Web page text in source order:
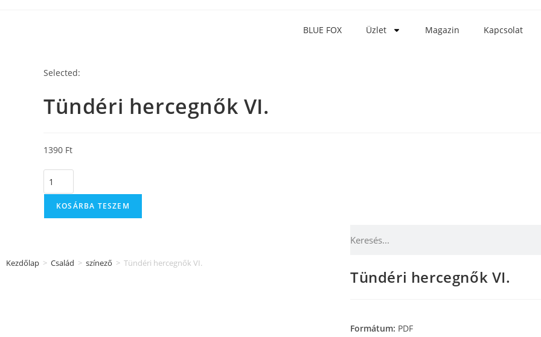
BLUE FOX Üzlet Magazin Kapcsolat
Selected:
Tündéri hercegnők VI.
1390 Ft
KOSÁRBA TESZEM
Kezdőlap > Család > színező > Tündéri hercegnők VI.
Tündéri hercegnők VI.
Formátum: PDF